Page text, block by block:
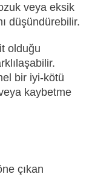
veya eksik
düşündürebilir.
olduğu
bir iyi-kötü
kaybetme
çıkan